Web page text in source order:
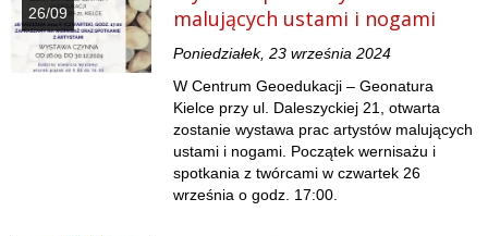
26/09
malujących ustami i nogami
Poniedziałek, 23 września 2024
W Centrum Geoedukacji – Geonatura
Kielce przy ul. Daleszyckiej 21, otwarta
zostanie wystawa prac artystów malujących
ustami i nogami. Początek wernisażu i
spotkania z twórcami w czwartek 26
września o godz. 17:00.